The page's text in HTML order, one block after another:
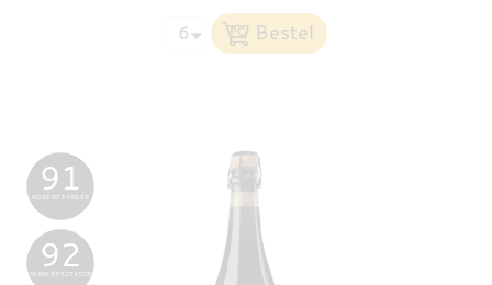
91
ROBERT PARKER
92
WINE SPECTATOR